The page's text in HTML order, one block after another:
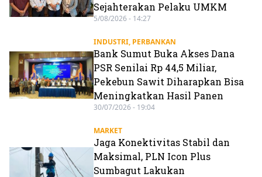
Sejahterakan Pelaku UMKM
5/08/2026 - 14:27
INDUSTRI, PERBANKAN
Bank Sumut Buka Akses Dana
PSR Senilai Rp 44,5 Miliar,
Pekebun Sawit Diharapkan Bisa
Meningkatkan Hasil Panen
30/07/2026 - 19:04
MARKET
Jaga Konektivitas Stabil dan
Maksimal, PLN Icon Plus
Sumbagut Lakukan